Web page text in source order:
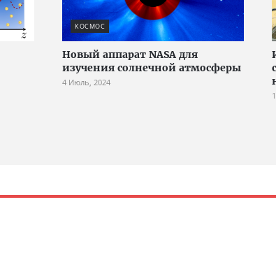
КОСМОС
Новый аппарат NASA для
изучения солнечной атмосферы
4 Июль, 2024